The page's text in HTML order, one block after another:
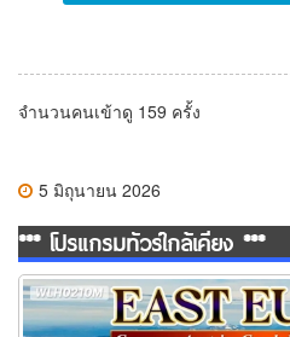
จำนวนคนเข้าดู 159 ครั้ง
5 มิถุนายน 2026
*** โปรแกรมทัวร์ใกล้เคียง ***
ทัวร์ยุโรปตะวันออก พักหมู่บ้านฮัลส